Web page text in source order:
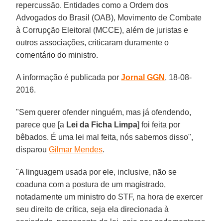
repercussão. Entidades como a Ordem dos
Advogados do Brasil (OAB), Movimento de Combate
à Corrupção Eleitoral (MCCE), além de juristas e
outros associações, criticaram duramente o
comentário do ministro.
A informação é publicada porJornal GGN , 18-08-
2016.
"Sem querer ofender ninguém, mas já ofendendo,
parece que [a Lei da Ficha Limpa] foi feita por
bêbados. É uma lei mal feita, nós sabemos disso",
disparouGilmar Mendes.
"A linguagem usada por ele, inclusive, não se
coaduna com a postura de um magistrado,
notadamente um ministro do STF, na hora de exercer
seu direito de crítica, seja ela direcionada à